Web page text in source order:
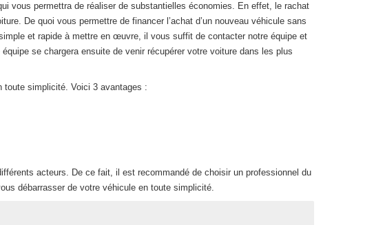
vous permettra de réaliser de substantielles économies. En effet, le rachat
De quoi vous permettre de financer l’achat d’un nouveau véhicule sans
et rapide à mettre en œuvre, il vous suffit de contacter notre équipe et
se chargera ensuite de venir récupérer votre voiture dans les plus
toute simplicité. Voici 3 avantages :
acteurs. De ce fait, il est recommandé de choisir un professionnel du
débarrasser de votre véhicule en toute simplicité.